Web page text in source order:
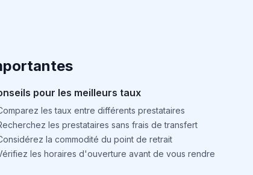
pour les meilleurs taux
les taux entre différents prestataires
les prestataires sans frais de transfert
la commodité du point de retrait
les horaires d'ouverture avant de vous rendre